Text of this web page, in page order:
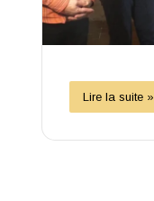
Lire la suite »